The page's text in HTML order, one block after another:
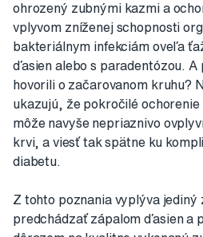
ohrozený zubnými kazmi a
vplyvom zníženej schopnosti
bakteriálnym infekciám oveľa
ďasien alebo s paradentózou. A
hovorili o začarovanom kruhu?
ukazujú, že pokročilé
môže navyše nepriaznivo
krvi, a viesť tak spätne ku
diabetu.
Z tohto poznania vyplýva
predchádzať zápalom ďasien a